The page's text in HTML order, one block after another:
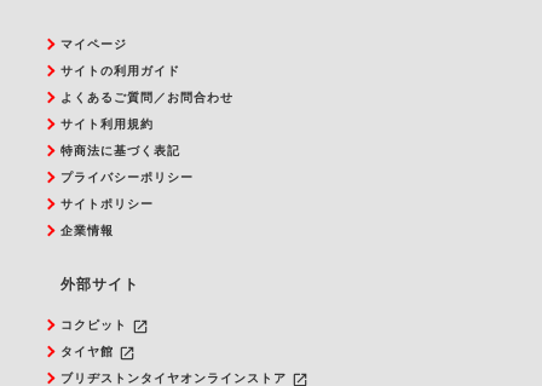
マイページ
サイトの利用ガイド
よくあるご質問／お問合わせ
サイト利用規約
特商法に基づく表記
プライバシーポリシー
サイトポリシー
企業情報
外部サイト
コクピット launch
タイヤ館 launch
ブリヂストンタイヤオンラインストア launch